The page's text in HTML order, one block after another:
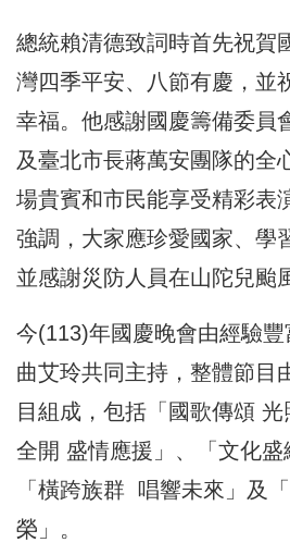
總統賴清德致詞時首先祝賀
灣四季平安、八節有慶，並
幸福。他感謝國慶籌備委員
及臺北市長蔣萬安團隊的全
場貴賓和市民能享受精彩表
強調，大家應珍愛國家、學
並感謝災防人員在山陀兒颱
今(113)年國慶晚會由經驗
曲艾玲共同主持，整體節目
目組成，包括「國歌傳頌
全開 盛情應援」、「文化盛
「橫跨族群 唱響未來」及
榮」。